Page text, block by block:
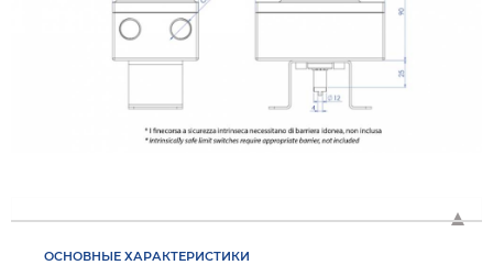
ОСНОВНЫЕ ХАРАКТЕРИСТИКИ